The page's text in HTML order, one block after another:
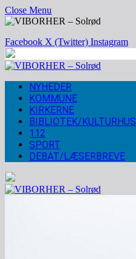
Close Menu
Facebook X (Twitter) Instagram
NYHEDER
KOMMUNE
KIRKERNE
BIBLIOTEK/KULTURHUS
112
SPORT
DEBAT/LÆSERBREVE